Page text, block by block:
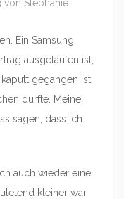
von Stephanie
Ein Samsung
ausgelaufen ist,
gegangen ist
durfte. Meine
sagen, dass ich
auch wieder eine
kleiner war